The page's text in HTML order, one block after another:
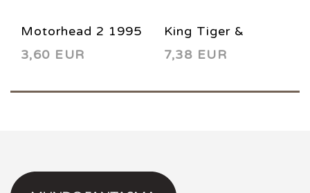
Motorhead 2 1995
3,60 EUR
King Tiger &
Motorhead
7,38 EUR